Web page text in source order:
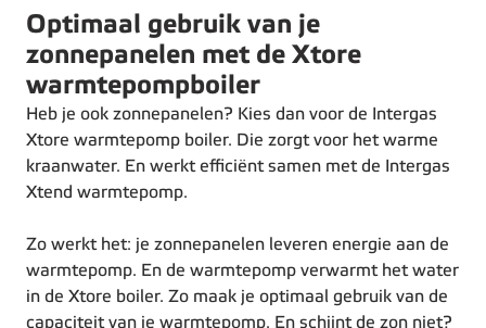
Optimaal gebruik van je
zonnepanelen met de Xtore
warmtepompboiler
Heb je ook zonnepanelen? Kies dan voor de Intergas
Xtore warmtepomp boiler. Die zorgt voor het warme
kraanwater. En werkt efficiënt samen met de Intergas
Xtend warmtepomp.
Zo werkt het: je zonnepanelen leveren energie aan de
warmtepomp. En de warmtepomp verwarmt het water
in de Xtore boiler. Zo maak je optimaal gebruik van de
capaciteit van je warmtepomp. En schijnt de zon niet?